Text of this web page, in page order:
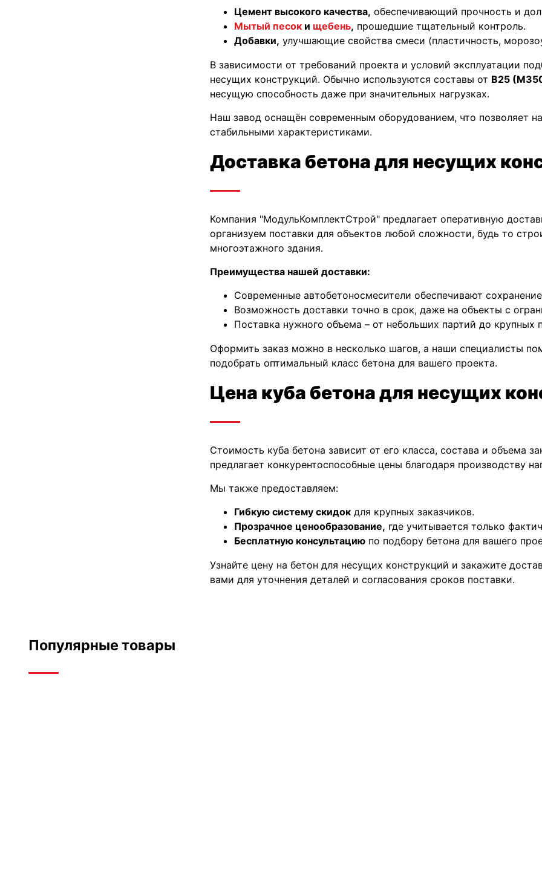
Цемент высокого качества, обеспечивающий прочность и
Мытый песок и щебень, прошедшие тщательный контроль.
Добавки, улучшающие свойства смеси (пластичность,
В зависимости от требований проекта и условий эксплуатации
несущих конструкций. Обычно используются составы от B25
несущую способность даже при значительных нагрузках.
Наш завод оснащён современным оборудованием, что позволяет
стабильными характеристиками.
Доставка бетона для несущих
Компания "МодульКомплектСтрой" предлагает оперативную
организуем поставки для объектов любой сложности, будь то
многоэтажного здания.
Преимущества нашей доставки:
Современные автобетоносмесители обеспечивают
Возможность доставки точно в срок, даже на объекты с
Поставка нужного объема – от небольших партий до крупных
Оформить заказ можно в несколько шагов, а наши специалисты
подобрать оптимальный класс бетона для вашего проекта.
Цена куба бетона для несущих
Стоимость куба бетона зависит от его класса, состава и объема
предлагает конкурентоспособные цены благодаря производству
Мы также предоставляем:
Гибкую систему скидок для крупных заказчиков.
Прозрачное ценообразование, где учитывается только
Бесплатную консультацию по подбору бетона для вашего
Узнайте цену на бетон для несущих конструкций и закажите
вами для уточнения деталей и согласования сроков поставки.
Популярные товары